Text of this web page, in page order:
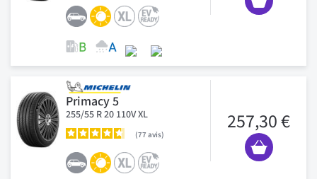
Primacy 5
255/55 R 20 110V XL
77 avis
257,30 €